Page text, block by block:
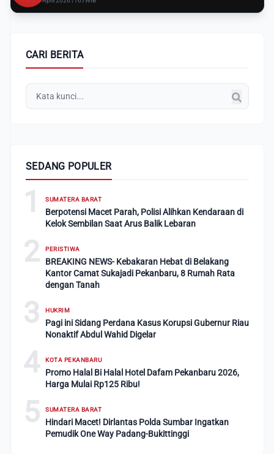
CARI BERITA
SEDANG POPULER
1 SUMATERA BARAT
Berpotensi Macet Parah, Polisi Alihkan Kendaraan di
Kelok Sembilan Saat Arus Balik Lebaran
2 PERISTIWA
BREAKING NEWS- Kebakaran Hebat di Belakang
Kantor Camat Sukajadi Pekanbaru, 8 Rumah Rata
dengan Tanah
3 HUKRIM
Pagi ini Sidang Perdana Kasus Korupsi Gubernur Riau
Nonaktif Abdul Wahid Digelar
4 KOTA PEKANBARU
Promo Halal Bi Halal Hotel Dafam Pekanbaru 2026,
Harga Mulai Rp125 Ribu!
5 SUMATERA BARAT
Hindari Macet! Dirlantas Polda Sumbar Ingatkan
Pemudik One Way Padang-Bukittinggi